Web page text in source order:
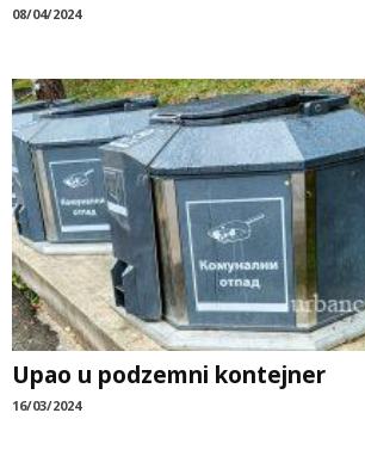
08/04/2024
Upao u podzemni kontejner
16/03/2024